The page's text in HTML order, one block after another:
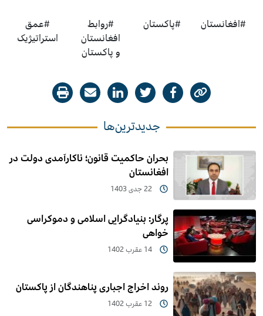
#افغانستان #پاکستان
#روابط
افغانستان
و پاکستان
#عمق
استراتیژیک
جدیدترین‌ها
بحران حاکمیت قانون؛ ناکارآمدی دولت در
افغانستان
22 جدی 1403
پرگار: بنیادگرایی اسلامی و دموکراسی
خواهی
14 عقرب 1402
روند اخراج اجباری پناهندگان از پاکستان
12 عقرب 1402